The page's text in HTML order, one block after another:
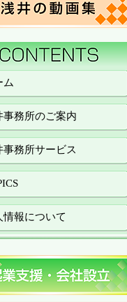
ム
事務所のご案内
事務所サービス
情報について